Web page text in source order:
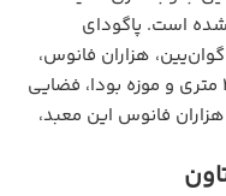
۱۸۹۰ تا ۱۹۳۰ ساخته‌شده است. پاگودای
پله)، مجسمه ۳۷ متری گوان‌یین، هزاران فانوس،
برکه لاک‌پشت‌های مقدس، برج برنزی ۲۹ متری و موزه بودا، فضایی
فانوس این معبد،